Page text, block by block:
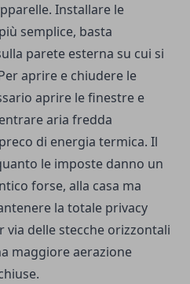
Installare le
semplice, basta
parete esterna su cui si
aprire e chiudere le
aprire le finestre e
aria fredda
di energia termica. Il
le imposte danno un
forse, alla casa ma
la totale privacy
via delle stecche orizzontali
maggiore aerazione